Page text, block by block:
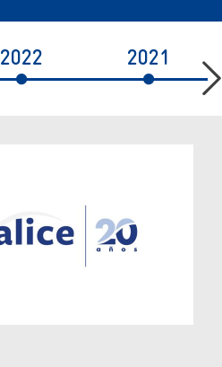
2022 2021